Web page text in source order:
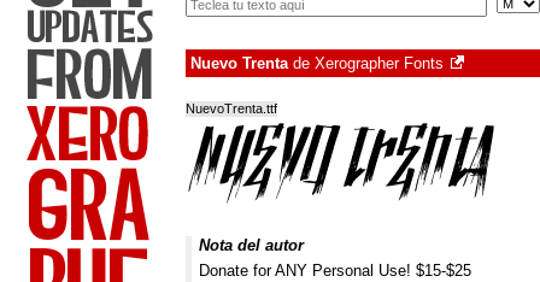
Nuevo Trentade Xerographer Fonts
NuevoTrenta.ttf
Nota del autor
Donate for ANY Personal Use! $15-$25